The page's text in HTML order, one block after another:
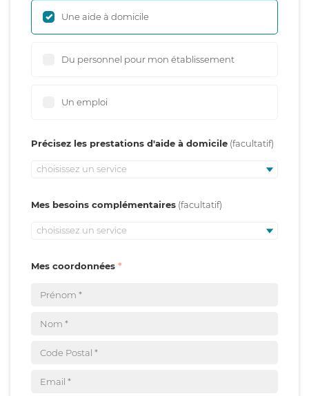
Une aide à domicile
Du personnel pour mon établissement
Un emploi
Précisez les prestations d'aide à domicile
choisissez un service
Mes besoins complémentaires
choisissez un service
Mes coordonnées